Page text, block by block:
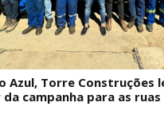
Azul, Torre Construções
da campanha para as